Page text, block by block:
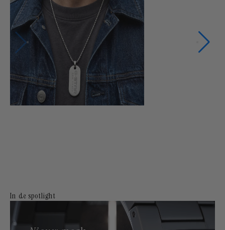
In de spotlight